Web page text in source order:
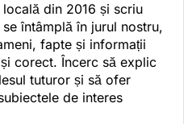
din 2016 și scriu
întâmplă în jurul nostru,
fapte și informații
corect. Încerc să explic
tuturor și să ofer
de interes